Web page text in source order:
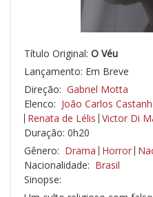
Título Original: O Véu
Lançamento: Em Breve
Direção: Gabriel Motta
Elenco: João Carlos
Renata de Lélis Victor Di
Duração: 0h20
Gênero: Drama Horror
Nacionalidade: Brasil
Sinopse: